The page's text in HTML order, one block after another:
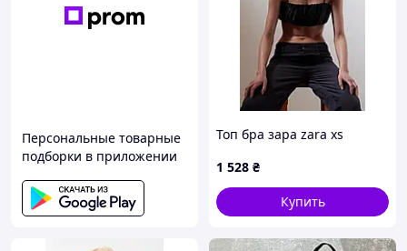
Персональные товарные
подборки в приложении
Топ бра зара zara xs
1 528 ₴
Купить